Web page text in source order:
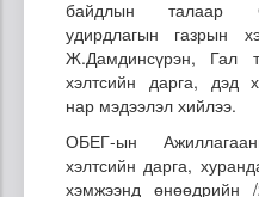
байдлын талаар
удирдлагын газрын
Ж.Дамдинсүрэн, Гал
хэлтсийн дарга, дэд
нар мэдээлэл хийлээ.
ОБЕГ-ын
хэлтсийн дарга,
хэмжээнд өнөөдрийн